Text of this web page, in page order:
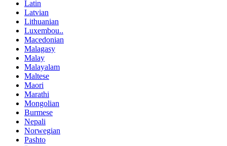
Latin
Latvian
Lithuanian
Luxembou..
Macedonian
Malagasy
Malay
Malayalam
Maltese
Maori
Marathi
Mongolian
Burmese
Nepali
Norwegian
Pashto